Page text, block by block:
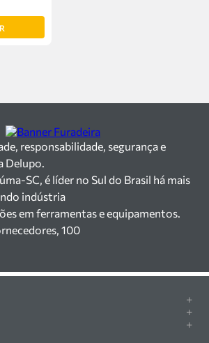
responsabilidade, segurança e
Delupo.
SC, é líder no Sul do Brasil há mais
indústria
em ferramentas e equipamentos.
100
e uma equipe qualificada em
no mercado, a Delupo é referência em
+
+
+